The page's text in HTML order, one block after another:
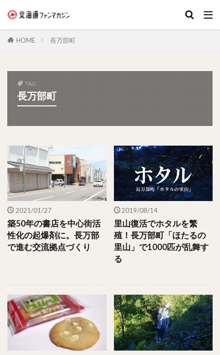
HOME 長万部町
TAG
長万部町
2021/01/27
築50年の書店を中心街活
性化の起爆剤に。長万部
で進む交流拠点づくり
2019/08/14
里山復活でホタルを繁
殖！長万部町「ほたるの
里山」で1000匹が乱舞す
る